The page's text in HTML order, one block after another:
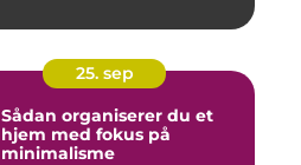
25. sep
Sådan organiserer du et
hjem med fokus på
minimalisme